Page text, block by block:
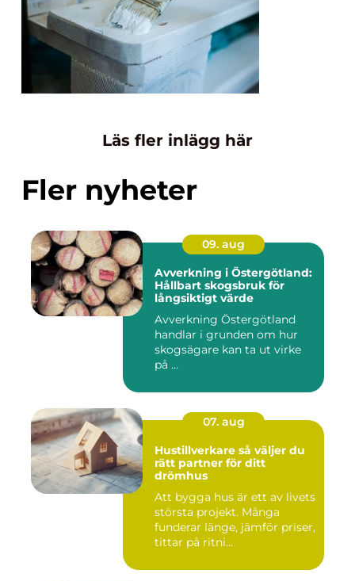
Läs fler inlägg här
Fler nyheter
09. aug
Avverkning i Östergötland:
Hållbart skogsbruk för
långsiktigt värde
Avverkning Östergötland
handlar i grunden om hur
skogsägare kan ta ut virke
på ...
07. aug
Hustillverkare så väljer du
rätt partner för ditt
drömhus
Att bygga hus är ett av livets
största projekt. Många
funderar länge, jämför priser,
tittar på ritni...